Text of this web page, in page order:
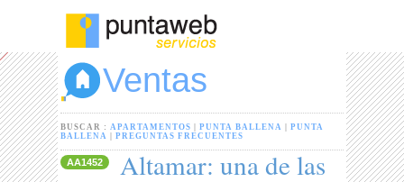
Ventas
BUSCAR :APARTAMENTOS |PUNTA BALLENA |PUNTA
BALLENA
|PREGUNTAS FRECUENTES
AA1452
Altamar: una de las